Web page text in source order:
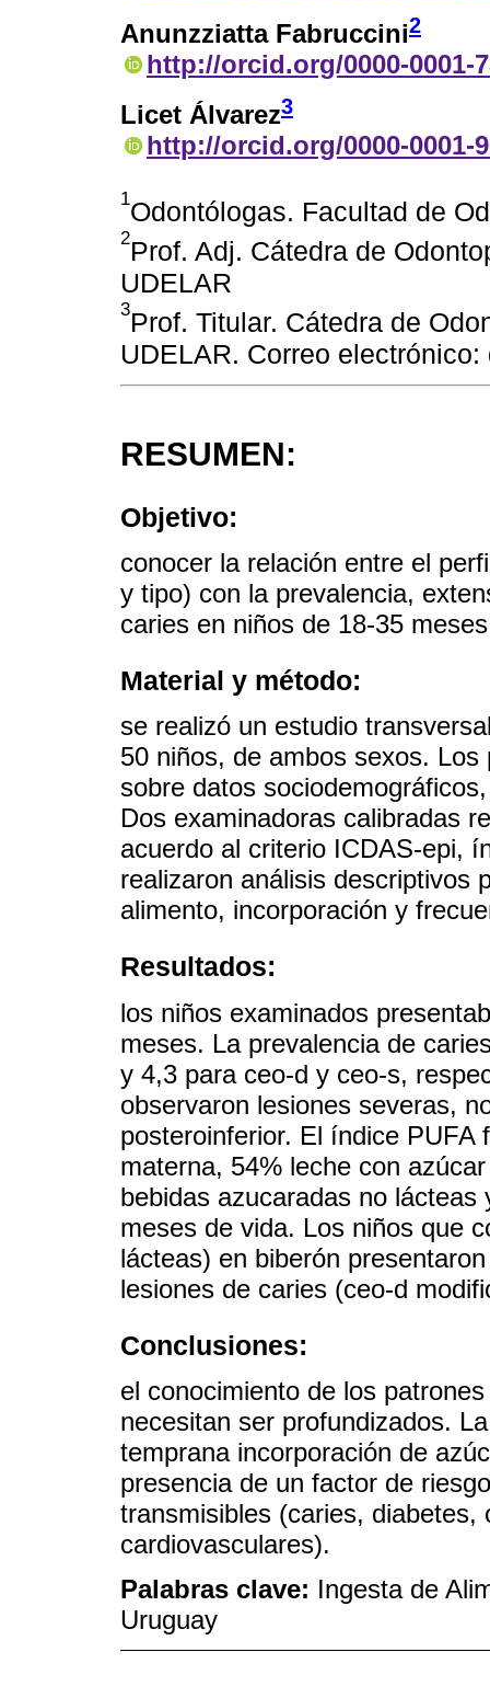
Anunzziatta Fabruccini2
http://orcid.org/0000-0001-
Licet Álvarez3
http://orcid.org/0000-0001-
1Odontólogas. Facultad de
2Prof. Adj. Cátedra de
UDELAR
3Prof. Titular. Cátedra de
UDELAR. Correo
RESUMEN:
Objetivo:
conocer la relación entre el
y tipo) con la prevalencia,
caries en niños de 18-35
Material y método:
se realizó un estudio
50 niños, de ambos sexos.
sobre datos
Dos examinadoras calibradas
acuerdo al criterio ICDAS-epi,
realizaron análisis descriptivos
alimento, incorporación y
Resultados:
los niños examinados
meses. La prevalencia de
y 4,3 para ceo-d y ceo-s,
observaron lesiones severas,
posteroinferior. El índice
materna, 54% leche con
bebidas azucaradas no
meses de vida. Los niños que
lácteas) en biberón
lesiones de caries (ceo-d
Conclusiones:
el conocimiento de los
necesitan ser profundizados.
temprana incorporación de
presencia de un factor de
transmisibles (caries, diabetes,
cardiovasculares).
Palabras clave: Ingesta de
Uruguay